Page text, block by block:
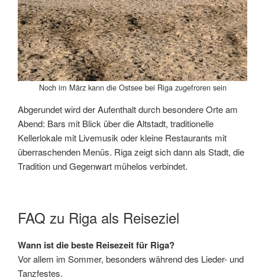
Noch im März kann die Ostsee bei Riga zugefroren sein
Abgerundet wird der Aufenthalt durch besondere Orte am
Abend: Bars mit Blick über die Altstadt, traditionelle
Kellerlokale mit Livemusik oder kleine Restaurants mit
überraschenden Menüs. Riga zeigt sich dann als Stadt, die
Tradition und Gegenwart mühelos verbindet.
FAQ zu Riga als Reiseziel
Wann ist die beste Reisezeit für Riga?
Vor allem im Sommer, besonders während des Lieder- und
Tanzfestes.